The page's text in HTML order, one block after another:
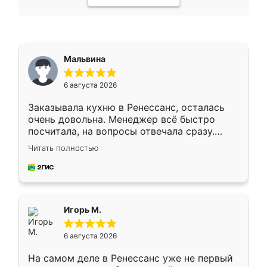
Мальвина
6 августа 2026
Заказывала кухню в Ренессанс, осталась
очень довольна. Менеджер всё быстро
посчитала, на вопросы отвечала сразу.
Замерщик приехал в субботу, подошёл к
делу со всей ответственностью. Собрали
за день, ребята работали аккуратно, даже
Читать полностью
Игорь М.
6 августа 2026
На самом деле в Ренессанс уже не первый